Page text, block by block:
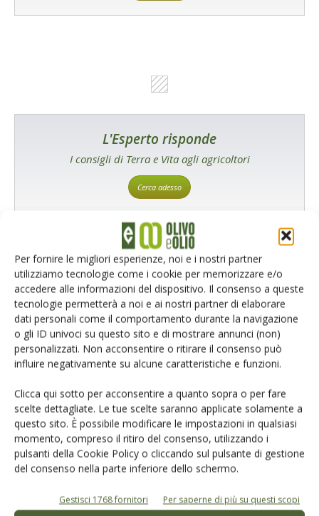
Per fornire le migliori esperienze, noi e i nostri partner
utilizziamo tecnologie come i cookie per memorizzare e/o
accedere alle informazioni del dispositivo. Il consenso a queste
tecnologie permetterà a noi e ai nostri partner di elaborare
dati personali come il comportamento durante la navigazione
o gli ID univoci su questo sito e di mostrare annunci (non)
personalizzati. Non acconsentire o ritirare il consenso può
influire negativamente su alcune caratteristiche e funzioni.
Clicca qui sotto per acconsentire a quanto sopra o per fare
scelte dettagliate. Le tue scelte saranno applicate solamente a
questo sito. È possibile modificare le impostazioni in qualsiasi
momento, compreso il ritiro del consenso, utilizzando i
pulsanti della Cookie Policy o cliccando sul pulsante di gestione
del consenso nella parte inferiore dello schermo.
Gestisci 1768 fornitori Per saperne di più su questi scopi
L'Esperto risponde
I consigli di Terra e Vita agli agricoltori
Cerca adesso
Rimani aggiornato sul mondo
dell’agricoltura
Iscriviti alle nostre newsletter